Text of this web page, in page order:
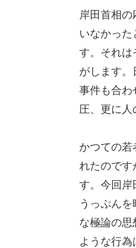
岸田首相
いなかった
す。それは
がします
事件も合わ
圧、更に人
かつての若
れたのです
す。今回岸
うっぷん
な極論の
ような行為